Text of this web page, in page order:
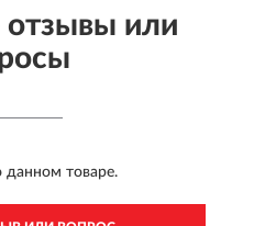
отзывы или
данном товаре.